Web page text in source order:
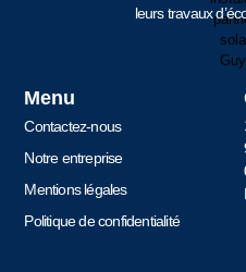
leurs travaux
Menu
Contactez-nous
Notre entreprise
Mentions légales
Politique de confidentialité